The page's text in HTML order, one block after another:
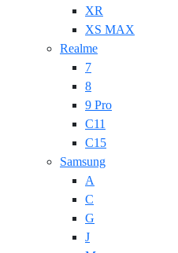
XR
XS MAX
Realme
7
8
9 Pro
C11
C15
Samsung
A
C
G
J